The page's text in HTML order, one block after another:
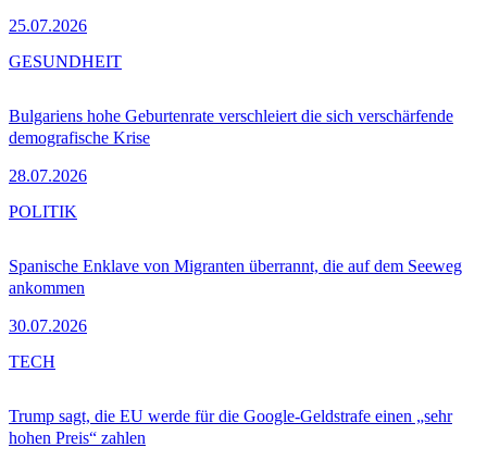
25.07.2026
Bulgariens hohe Geburtenrate verschleiert die sich verschärfende
demografische Krise
28.07.2026
GESUNDHEIT
Spanische Enklave von Migranten überrannt, die auf dem Seeweg
ankommen
30.07.2026
POLITIK
Trump sagt, die EU werde für die Google-Geldstrafe einen „sehr
hohen Preis“ zahlen
TECH